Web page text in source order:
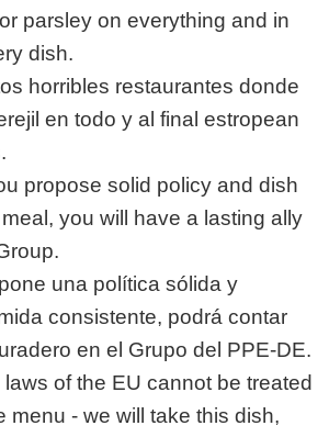
parsley on everything and in
dish.
horribles restaurantes donde
en todo y al final estropean
propose solid policy and dish
you will have a lasting ally
una política sólida y
consistente, podrá contar
en el Grupo del PPE-DE.
of the EU cannot be treated
menu - we will take this dish,